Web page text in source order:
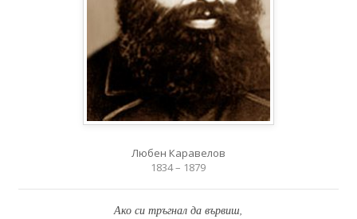
Любен Каравелов
1834 – 1879
Ако си тръгнал да вървиш,